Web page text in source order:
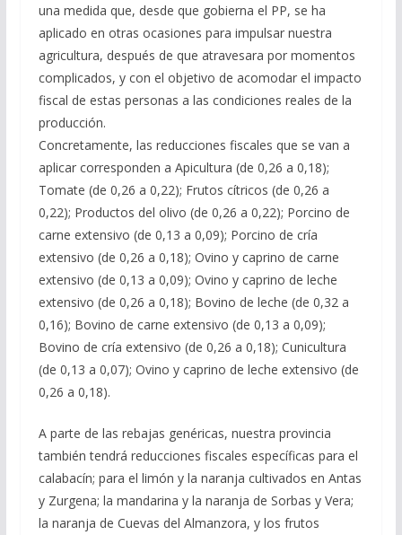
una medida que, desde que gobierna el PP, se ha
aplicado en otras ocasiones para impulsar nuestra
agricultura, después de que atravesara por momentos
complicados, y con el objetivo de acomodar el impacto
fiscal de estas personas a las condiciones reales de la
producción.
Concretamente, las reducciones fiscales que se van a
aplicar corresponden a Apicultura (de 0,26 a 0,18);
Tomate (de 0,26 a 0,22); Frutos cítricos (de 0,26 a
0,22); Productos del olivo (de 0,26 a 0,22); Porcino de
carne extensivo (de 0,13 a 0,09); Porcino de cría
extensivo (de 0,26 a 0,18); Ovino y caprino de carne
extensivo (de 0,13 a 0,09); Ovino y caprino de leche
extensivo (de 0,26 a 0,18); Bovino de leche (de 0,32 a
0,16); Bovino de carne extensivo (de 0,13 a 0,09);
Bovino de cría extensivo (de 0,26 a 0,18); Cunicultura
(de 0,13 a 0,07); Ovino y caprino de leche extensivo (de
0,26 a 0,18).
A parte de las rebajas genéricas, nuestra provincia
también tendrá reducciones fiscales específicas para el
calabacín; para el limón y la naranja cultivados en Antas
y Zurgena; la mandarina y la naranja de Sorbas y Vera;
la naranja de Cuevas del Almanzora, y los frutos